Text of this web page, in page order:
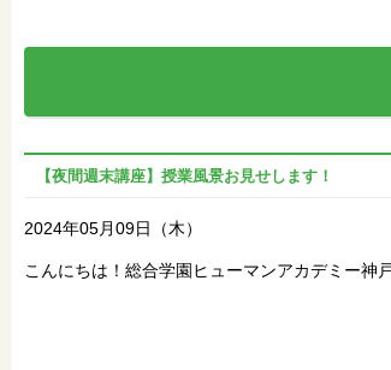
【夜間週末講座】授業風景お見せします！
2024年05月09日（木）
こんにちは！総合学園ヒューマンアカデミー神